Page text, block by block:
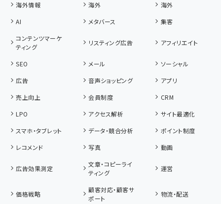
海外情報 海外
海外
AI
メタバース
集客
コンテンツマーケ
ティング
リスティング広告 アフィリエイト
SEO メール
ソーシャル
広告
音声ショッピング
アプリ
売上向上
会員制度
CRM
LPO
アクセス解析
サイト最適化
スマホ・タブレット
データ・競合分析
ポイント制度
レコメンド
写真 動画
広告効果測定
文章・コピーライ
ティング
運営
価格戦略
顧客対応・顧客サ
ポート
物流・配送